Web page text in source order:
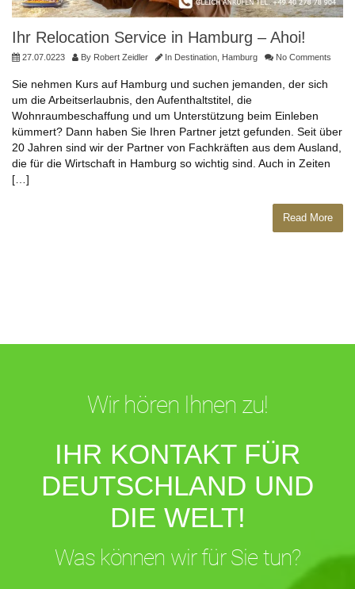
Ihr Relocation Service in Hamburg – Ahoi!
27.07.0223 By Robert Zeidler In Destination Hamburg No Comments
Sie nehmen Kurs auf Hamburg und suchen jemanden, der sich
um die Arbeitserlaubnis, den Aufenthaltstitel, die
Wohnraumbeschaffung und um Unterstützung beim Einleben
kümmert? Dann haben Sie Ihren Partner jetzt gefunden. Seit über
20 Jahren sind wir der Partner von Fachkräften aus dem Ausland,
die für die Wirtschaft in Hamburg so wichtig sind. Auch in Zeiten
[…]
Read More
Wir hören Ihnen zu!
IHR KONTAKT FÜR
DEUTSCHLAND UND
DIE WELT!
Was können wir für Sie tun?